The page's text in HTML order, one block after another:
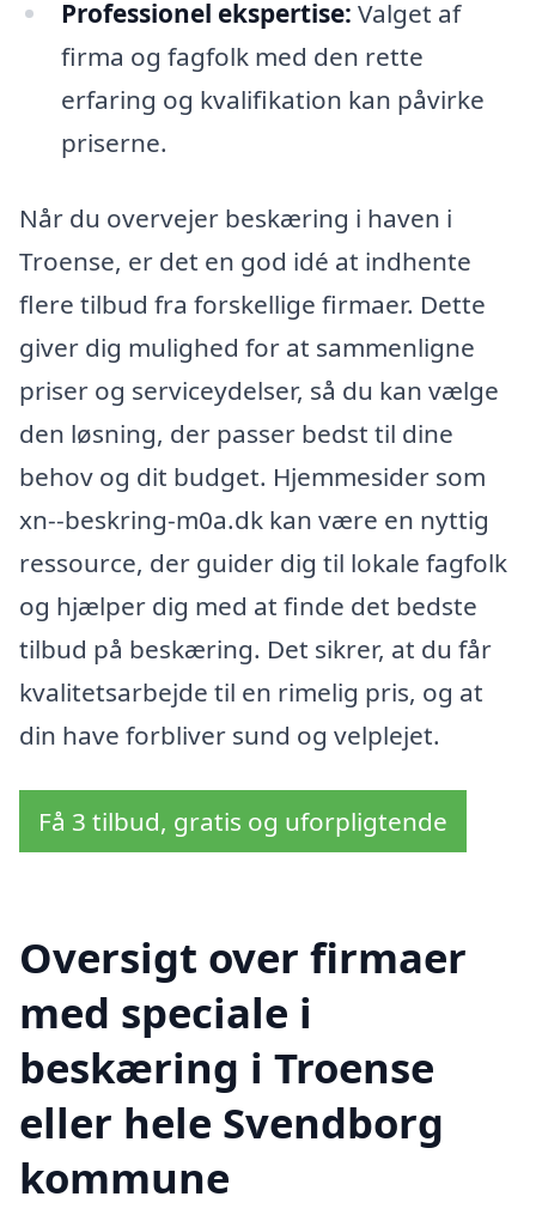
Professionel ekspertise: Valget af
firma og fagfolk med den rette
erfaring og kvalifikation kan påvirke
priserne.
Når du overvejer beskæring i haven i
Troense, er det en god idé at indhente
flere tilbud fra forskellige firmaer. Dette
giver dig mulighed for at sammenligne
priser og serviceydelser, så du kan vælge
den løsning, der passer bedst til dine
behov og dit budget. Hjemmesider som
xn--beskring-m0a.dk kan være en nyttig
ressource, der guider dig til lokale fagfolk
og hjælper dig med at finde det bedste
tilbud på beskæring. Det sikrer, at du får
kvalitetsarbejde til en rimelig pris, og at
din have forbliver sund og velplejet.
Få 3 tilbud, gratis og uforpligtende
Oversigt over firmaer
med speciale i
beskæring i Troense
eller hele Svendborg
kommune